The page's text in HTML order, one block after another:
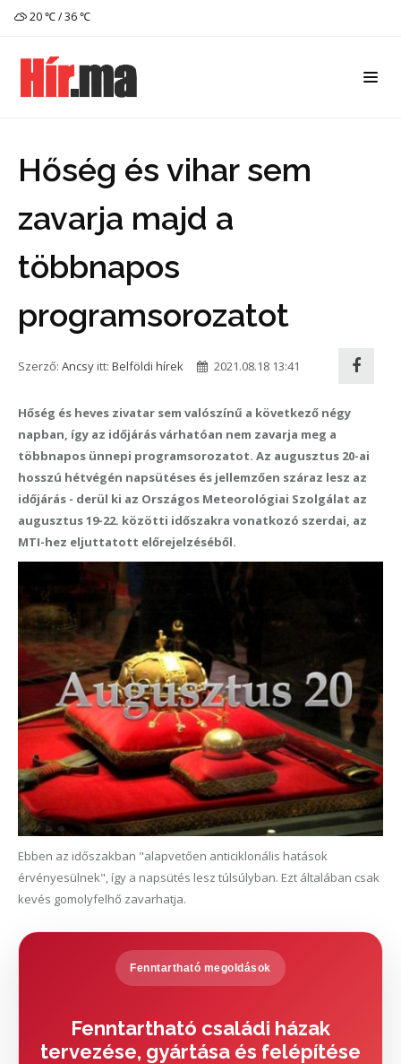
20 ℃ / 36 ℃
Hőség és vihar sem
zavarja majd a
többnapos
programsorozatot
Szerző: Ancsy itt: Belföldi hírek 2021.08.18 13:41
Hőség és heves zivatar sem valószínű a következő négy
napban, így az időjárás várhatóan nem zavarja meg a
többnapos ünnepi programsorozatot. Az augusztus 20-ai
hosszú hétvégén napsütéses és jellemzően száraz lesz az
időjárás - derül ki az Országos Meteorológiai Szolgálat az
augusztus 19-22. közötti időszakra vonatkozó szerdai, az
MTI-hez eljuttatott előrejelzéséből.
Ebben az időszakban "alapvetően anticiklonális hatások
érvényesülnek", így a napsütés lesz túlsúlyban. Ezt általában csak
kevés gomolyfelhő zavarhatja.
Fenntartható megoldások
Fenntartható családi házak
tervezése, gyártása és felépítése